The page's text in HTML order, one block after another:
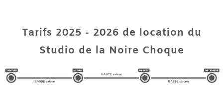
Tarifs 2025 - 2026 de location du
Studio de la Noire Choque